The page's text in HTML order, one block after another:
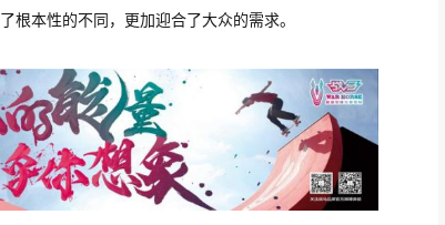
了根本性的不同，更加迎合了大众的需求。